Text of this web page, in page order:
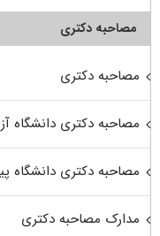
مصاحبه دکتری
مصاحبه دکتری
مصاحبه دکتری دانشگاه
مصاحبه دکتری دانشگاه
مدارک مصاحبه دکتری